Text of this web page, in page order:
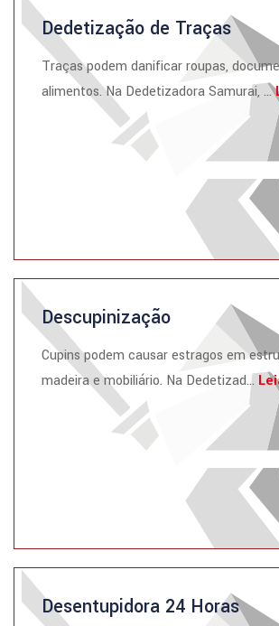
Dedetização de Traças
Traças podem danificar roupas,
alimentos. Na Dedetizadora Samurai, ...
Descupinização
Cupins podem causar estragos em
madeira e mobiliário. Na Dedetizad...
Desentupidora 24 Horas